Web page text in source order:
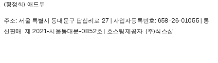
(황정희) 애드투
주소: 서울 특별시 동대문구 답십리로 27 | 사업자등록번호:658-26-01055| 통
신판매: 제 2021-서울동대문-0852호 | 호스팅제공자: (주)식스샵